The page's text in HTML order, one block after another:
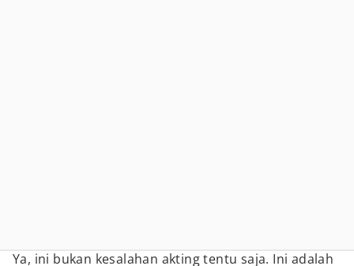
Ya, ini bukan kesalahan akting tentu saja. Ini adalah